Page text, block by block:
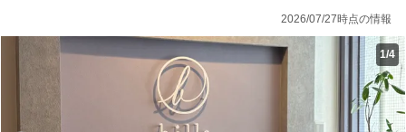
2026/07/27時点の情報
1/4